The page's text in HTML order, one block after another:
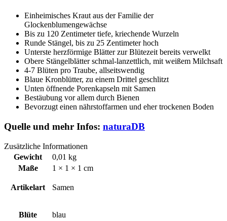
Einheimisches Kraut aus der Familie der
Glockenblumengewächse
Bis zu 120 Zentimeter tiefe, kriechende Wurzeln
Runde Stängel, bis zu 25 Zentimeter hoch
Unterste herzförmige Blätter zur Blütezeit bereits verwelkt
Obere Stängelblätter schmal-lanzettlich, mit weißem Milchsaft
4-7 Blüten pro Traube, allseitswendig
Blaue Kronblütter, zu einem Drittel geschlitzt
Unten öffnende Porenkapseln mit Samen
Bestäubung vor allem durch Bienen
Bevorzugt einen nährstoffarmen und eher trockenen Boden
Quelle und mehr Infos: naturaDB
Zusätzliche Informationen
Gewicht
0,01 kg
Maße
1 × 1 × 1 cm
Artikelart Samen
Blüte blau